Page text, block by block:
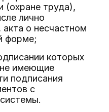
(охране труда),
лично
о несчастном
форме;
которых
не имеющие
подписания
с